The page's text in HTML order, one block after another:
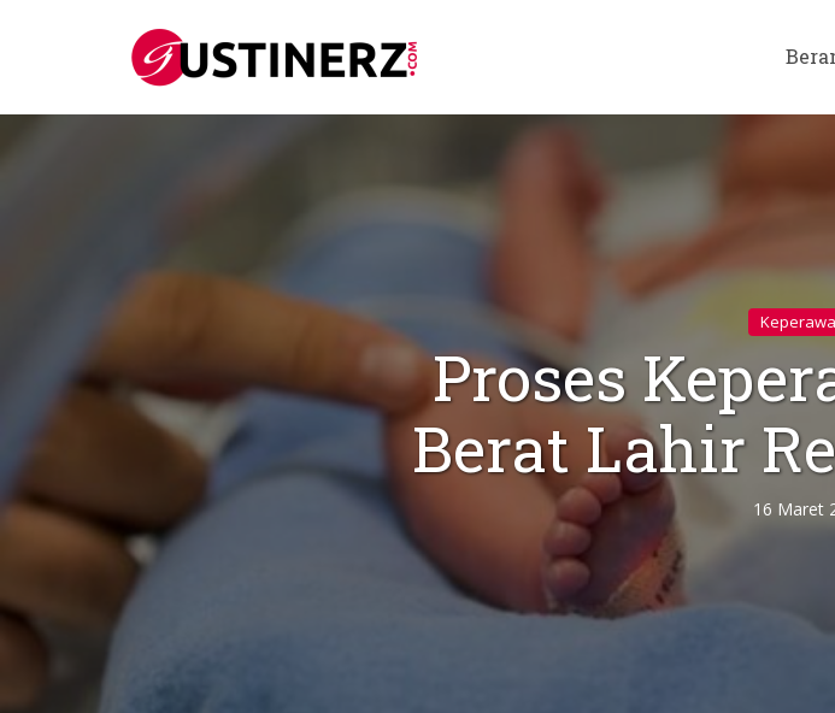
Proses
Berat Lahir
16 Maret